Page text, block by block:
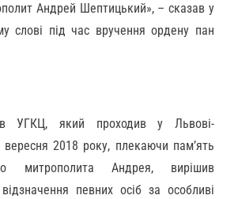
Андрей Шептицький», – сказав у
слові під час вручення ордену пан
УГКЦ, який проходив у Львові-
2018 року, плекаючи пам’ять
митрополита Андрея, вирішив
певних осіб за особливі